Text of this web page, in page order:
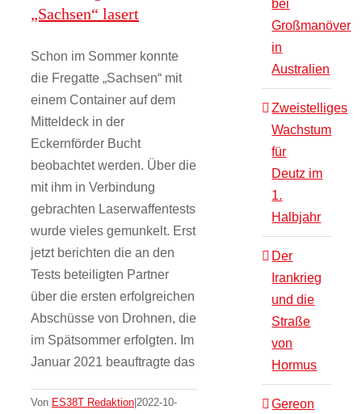
„Sachsen“ lasert
Schon im Sommer konnte
die Fregatte „Sachsen“ mit
einem Container auf dem
Mitteldeck in der
Eckernförder Bucht
beobachtet werden. Über die
mit ihm in Verbindung
gebrachten Laserwaffentests
wurde vieles gemunkelt. Erst
jetzt berichten die an den
Tests beteiligten Partner
über die ersten erfolgreichen
Abschüsse von Drohnen, die
im Spätsommer erfolgten. Im
Januar 2021 beauftragte das
Von ES38T Redaktion 2022-10-
bei
Großmanöver
in
Australien
Zweistelliges
Wachstum
für
Deutz im
1.
Halbjahr
Der
Irankrieg
und die
Straße
von
Hormus
Gereon